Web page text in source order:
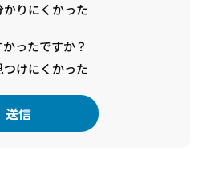
かりにくかった
ったですか？
つけにくかった